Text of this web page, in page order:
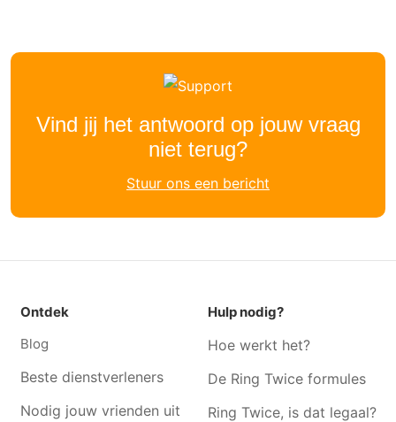
Vind jij het antwoord op jouw vraag
niet terug?
Stuur ons een bericht
Ontdek
Blog
Beste dienstverleners
Nodig jouw vrienden uit
Hulp nodig?
Hoe werkt het?
De Ring Twice formules
Ring Twice, is dat legaal?